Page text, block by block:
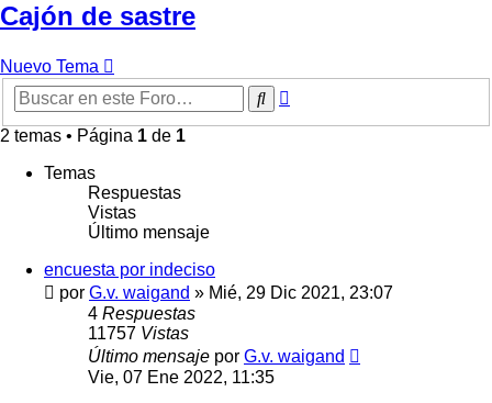
Cajón de sastre
Nuevo Tema
Buscar
2 temas • Página 1 de 1
Temas
Respuestas
Vistas
Último mensaje
encuesta por indeciso
por G.v. waigand » Mié, 29 Dic 2021, 23:07
4 Respuestas
11757 Vistas
Último mensaje por G.v. waigand
Vie, 07 Ene 2022, 11:35